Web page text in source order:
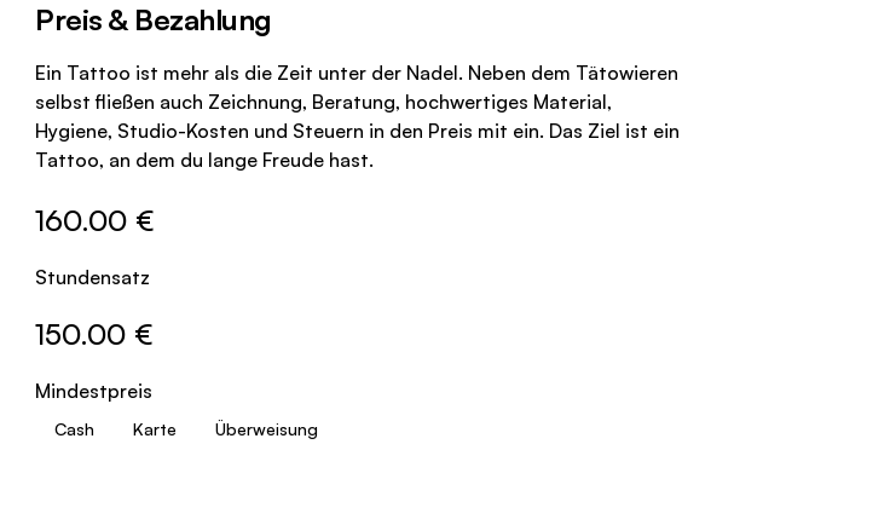
Preis & Bezahlung
Ein Tattoo ist mehr als die Zeit unter der Nadel. Neben dem Tätowieren
selbst fließen auch Zeichnung, Beratung, hochwertiges Material,
Hygiene, Studio-Kosten und Steuern in den Preis mit ein. Das Ziel ist ein
Tattoo, an dem du lange Freude hast.
160.00 €
Stundensatz
150.00 €
Mindestpreis
Cash Karte Überweisung